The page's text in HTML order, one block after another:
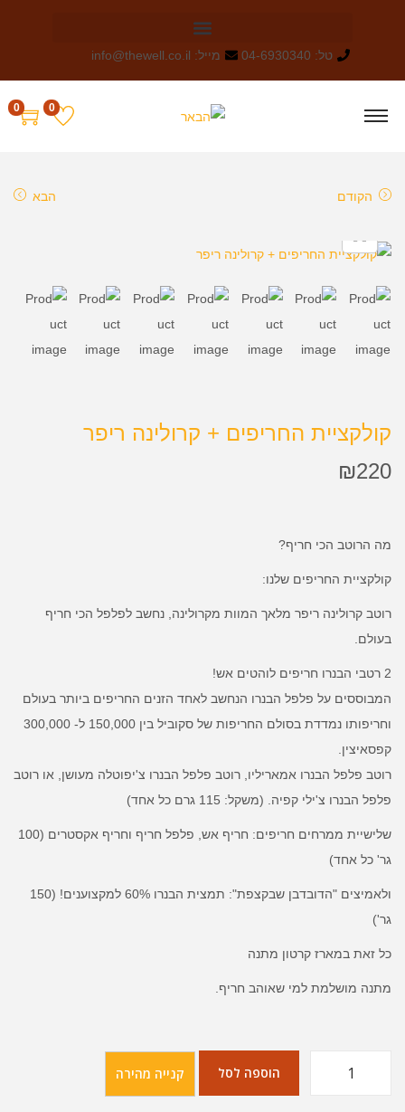
טל: 04-6930340 מייל: info@thewell.co.il
0
0
הקודם הבא
קולקציית החריפים + קרולינה ריפר
₪220
מה הרוטב הכי חריף?
קולקציית החריפים שלנו:
רוטב קרולינה ריפר מלאך המוות מקרולינה, נחשב לפלפל הכי חריף
בעולם.
2 רטבי הבנרו חריפים לוהטים אש!
המבוססים על פלפל הבנרו הנחשב לאחד הזנים החריפים ביותר בעולם
וחריפותו נמדדת בסולם החריפות של סקוביל בין 150,000 ל- 300,000
קפסאיצין.
רוטב פלפל הבנרו אמאריליו, רוטב פלפל הבנרו צ'יפוטלה מעושן, או רוטב
פלפל הבנרו צ'ילי קפיה. (משקל: 115 גרם כל אחד)
שלישיית ממרחים חריפים: חריף אש, פלפל חריף וחריף אקסטרים (100
גר' כל אחד)
ולאמיצים "הדובדבן שבקצפת": תמצית הבנרו 60% למקצוענים! (150
גר')
כל זאת במארז קרטון מתנה
מתנה מושלמת למי שאוהב חריף.
הוספה לסל קנייה מהירה